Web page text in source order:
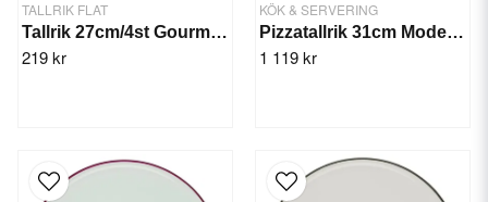
TALLRIK FLAT
Tallrik 27cm/4st Gourme Svart
219 kr
KÖK & SERVERING
Pizzatallrik 31cm Modest Brun - 6st/fp
1 119 kr